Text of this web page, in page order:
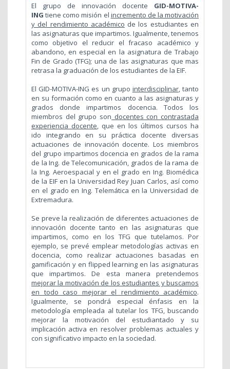
El grupo de innovación docente GID-MOTIVA-
ING tiene como misión el incremento de la motivación
y del rendimiento académico de los estudiantes en
las asignaturas que impartimos. Igualmente, tenemos
como objetivo el reducir el fracaso académico y
abandono, en especial en la asignatura de Trabajo
Fin de Grado (TFG); una de las asignaturas que mas
retrasa la graduación de los estudiantes de la EIF.
El GID-MOTIVA-ING es un grupo interdisciplinar, tanto
en su formación como en cuanto a las asignaturas y
grados donde impartimos docencia. Todos los
miembros del grupo son docentes con contrastada
experiencia docente, que en los últimos cursos ha
ido integrando en su práctica docente diversas
actuaciones de innovación docente. Los miembros
del grupo impartimos docencia en grados de la rama
de la Ing. de Telecomunicación, grados de la rama de
la Ing. Aeroespacial y en el grado en Ing. Biomédica
de la EIF en la Universidad Rey Juan Carlos, así como
en el grado en Ing. Telemática en la Universidad de
Extremadura.
Se preve la realización de diferentes actuaciones de
innovación docente tanto en las asignaturas que
impartimos, como en los TFG que tutelamos. Por
ejemplo, se prevé emplear metodologías activas en
docencia, como realizar actuaciones basadas en
gamificación y en flipped learning en las asignaturas
que impartimos. De esta manera pretendemos
mejorar la motivación de los estudiantes y buscamos
en todo caso mejorar el rendimiento académico.
Igualmente, se pondrá especial énfasis en la
metodología empleada al tutelar los TFG, buscando
mejorar la motivación del estudiantado y su
implicación activa en resolver problemas actuales y
con significativo impacto en la sociedad.